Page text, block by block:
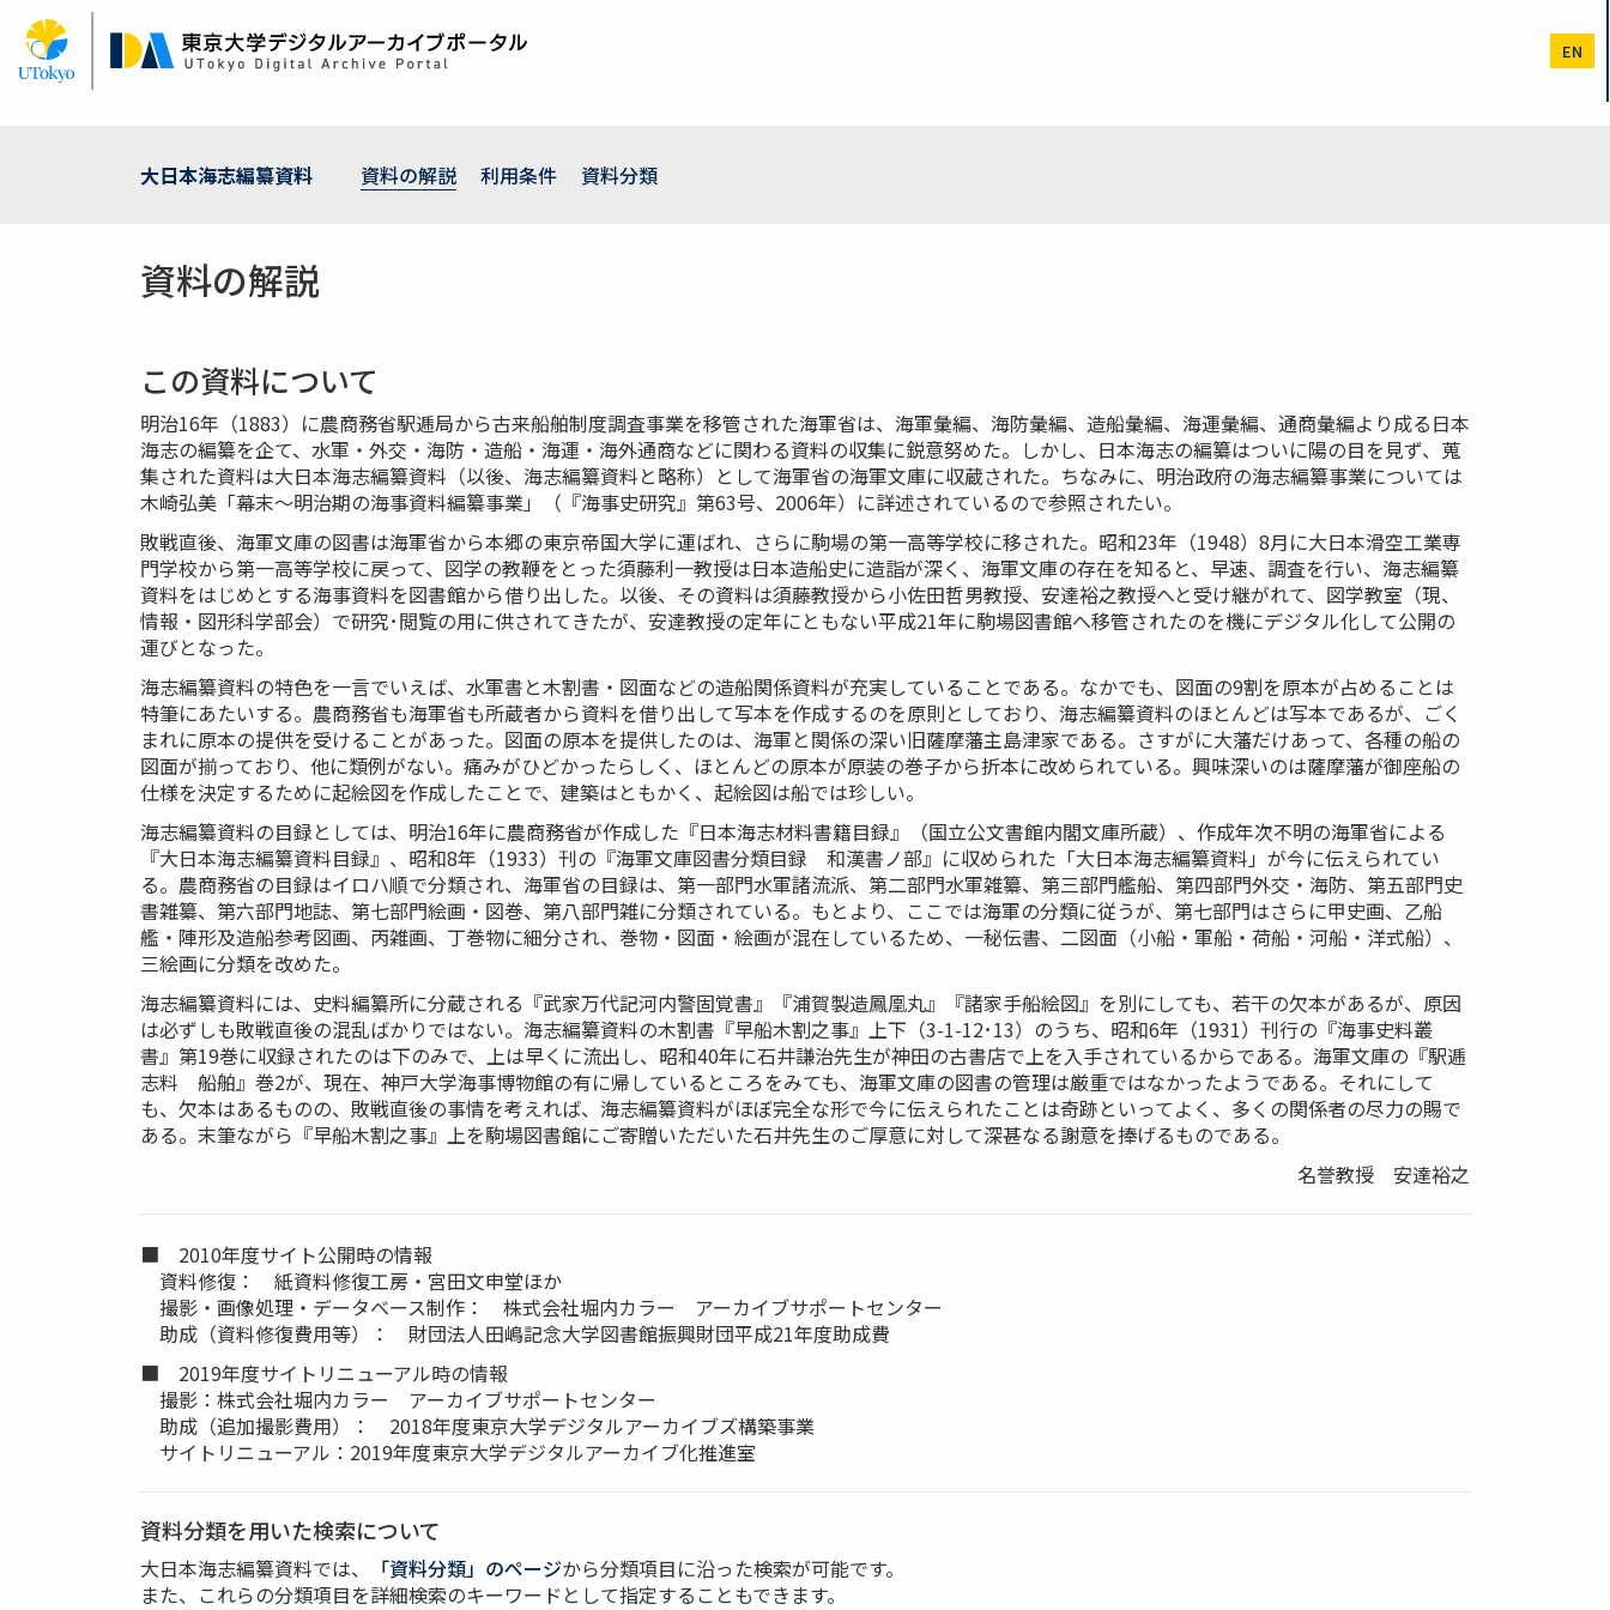
ン
EN
大日本海志編纂資料 資料の解説 利用条件 資料分類
資料の解説
この資料について
明治16年（1883）に農商務省駅逓局から古来船舶制度調査事業を移管された海軍省は、海軍彙編、海防彙編、造船彙編、海運彙編、通商彙編より成る日本
海志の編纂を企て、水軍・外交・海防・造船・海運・海外通商などに関わる資料の収集に鋭意努めた。しかし、日本海志の編纂はついに陽の目を見ず、蒐
集された資料は大日本海志編纂資料（以後、海志編纂資料と略称）として海軍省の海軍文庫に収蔵された。ちなみに、明治政府の海志編纂事業については
木崎弘美「幕末～明治期の海事資料編纂事業」（『海事史研究』第63号、2006年）に詳述されているので参照されたい。
敗戦直後、海軍文庫の図書は海軍省から本郷の東京帝国大学に運ばれ、さらに駒場の第一高等学校に移された。昭和23年（1948）8月に大日本滑空工業専
門学校から第一高等学校に戻って、図学の教鞭をとった須藤利一教授は日本造船史に造詣が深く、海軍文庫の存在を知ると、早速、調査を行い、海志編纂
資料をはじめとする海事資料を図書館から借り出した。以後、その資料は須藤教授から小佐田哲男教授、安達裕之教授へと受け継がれて、図学教室（現、
情報・図形科学部会）で研究･閲覧の用に供されてきたが、安達教授の定年にともない平成21年に駒場図書館へ移管されたのを機にデジタル化して公開の
運びとなった。
海志編纂資料の特色を一言でいえば、水軍書と木割書・図面などの造船関係資料が充実していることである。なかでも、図面の9割を原本が占めることは
特筆にあたいする。農商務省も海軍省も所蔵者から資料を借り出して写本を作成するのを原則としており、海志編纂資料のほとんどは写本であるが、ごく
まれに原本の提供を受けることがあった。図面の原本を提供したのは、海軍と関係の深い旧薩摩藩主島津家である。さすがに大藩だけあって、各種の船の
図面が揃っており、他に類例がない。痛みがひどかったらしく、ほとんどの原本が原装の巻子から折本に改められている。興味深いのは薩摩藩が御座船の
仕様を決定するために起絵図を作成したことで、建築はともかく、起絵図は船では珍しい。
海志編纂資料の目録としては、明治16年に農商務省が作成した『日本海志材料書籍目録』（国立公文書館内閣文庫所蔵）、作成年次不明の海軍省による
『大日本海志編纂資料目録』、昭和8年（1933）刊の『海軍文庫図書分類目録 和漢書ノ部』に収められた「大日本海志編纂資料」が今に伝えられてい
る。農商務省の目録はイロハ順で分類され、海軍省の目録は、第一部門水軍諸流派、第二部門水軍雑纂、第三部門艦船、第四部門外交・海防、第五部門史
書雑纂、第六部門地誌、第七部門絵画・図巻、第八部門雑に分類されている。もとより、ここでは海軍の分類に従うが、第七部門はさらに甲史画、乙船
艦・陣形及造船参考図画、丙雑画、丁巻物に細分され、巻物・図面・絵画が混在しているため、一秘伝書、二図面（小船・軍船・荷船・河船・洋式船）、
三絵画に分類を改めた。
海志編纂資料には、史料編纂所に分蔵される『武家万代記河内警固覚書』『浦賀製造鳳凰丸』『諸家手船絵図』を別にしても、若干の欠本があるが、原因
は必ずしも敗戦直後の混乱ばかりではない。海志編纂資料の木割書『早船木割之事』上下（3-1-12･13）のうち、昭和6年（1931）刊行の『海事史料叢
書』第19巻に収録されたのは下のみで、上は早くに流出し、昭和40年に石井謙治先生が神田の古書店で上を入手されているからである。海軍文庫の『駅逓
志料 船舶』巻2が、現在、神戸大学海事博物館の有に帰しているところをみても、海軍文庫の図書の管理は厳重ではなかったようである。それにして
も、欠本はあるものの、敗戦直後の事情を考えれば、海志編纂資料がほぼ完全な形で今に伝えられたことは奇跡といってよく、多くの関係者の尽力の賜で
ある。末筆ながら『早船木割之事』上を駒場図書館にご寄贈いただいた石井先生のご厚意に対して深甚なる謝意を捧げるものである。
名誉教授 安達裕之
■ 2010年度サイト公開時の情報
資料修復： 紙資料修復工房・宮田文申堂ほか
撮影・画像処理・データベース制作： 株式会社堀内カラー アーカイブサポートセンター
助成（資料修復費用等）： 財団法人田嶋記念大学図書館振興財団平成21年度助成費
■ 2019年度サイトリニューアル時の情報
撮影：株式会社堀内カラー アーカイブサポートセンター
助成（追加撮影費用）： 2018年度東京大学デジタルアーカイブズ構築事業
サイトリニューアル：2019年度東京大学デジタルアーカイブ化推進室
資料分類を用いた検索について
大日本海志編纂資料では、 「資料分類」のページから分類項目に沿った検索が可能です。
また、これらの分類項目を詳細検索のキーワードとして指定することもできます。